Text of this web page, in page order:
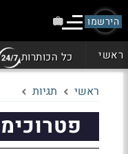
הירשמו
ראשי כל הכותרות
ראשי תגיות